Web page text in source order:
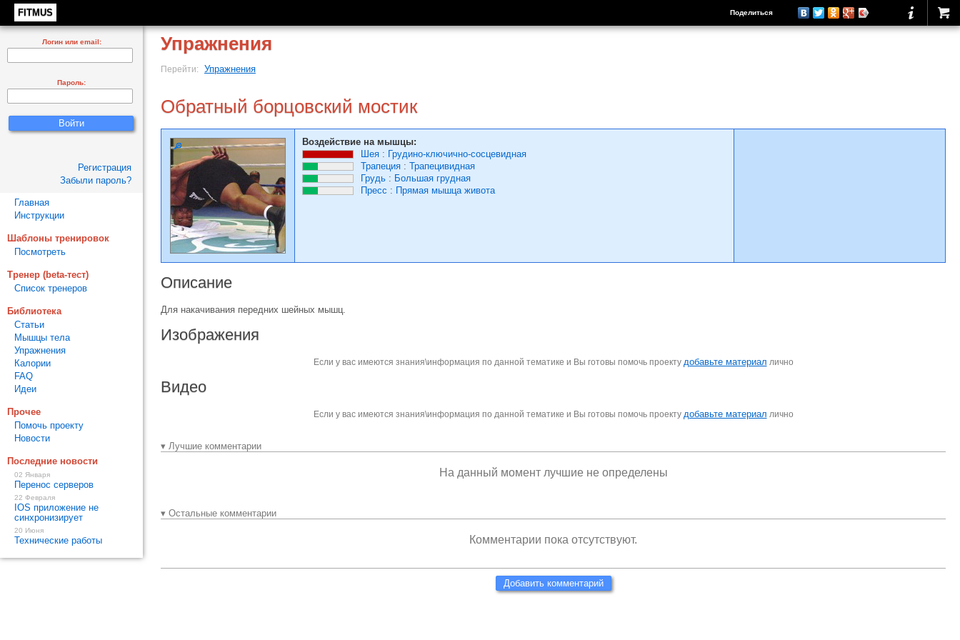
FITMUS Поделиться
Упражнения
Перейти: Упражнения
Обратный борцовский мостик
Воздействие на мышцы:
Шея : Грудино-ключично-сосцевидная
Трапеция : Трапецивидная
Грудь : Большая грудная
Пресс : Прямая мышца живота
Описание
Для накачивания передних шейных мышц.
Изображения
Если у вас имеются знания\информация по данной тематике и Вы готовы помочь проекту добавьте материал лично
Видео
Если у вас имеются знания\информация по данной тематике и Вы готовы помочь проекту добавьте материал лично
▾ Лучшие комментарии
На данный момент лучшие не определены
▾ Остальные комментарии
Комментарии пока отсутствуют.
Добавить комментарий
Логин или email:
Пароль:
Регистрация
Забыли пароль?
Главная
Инструкции
Шаблоны тренировок
Посмотреть
Тренер (beta-тест)
Список тренеров
Библиотека
Статьи
Мышцы тела
Упражнения
Калории
FAQ
Идеи
Прочее
Помочь проекту
Новости
Последние новости
02 Января
Перенос серверов
22 Февраля
IOS приложение не
синхронизирует
20 Июня
Технические работы